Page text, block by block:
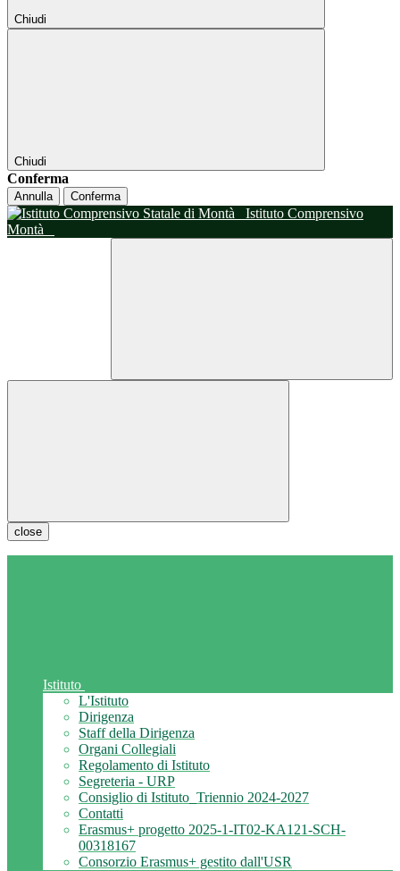
Chiudi
Chiudi
Conferma
Annulla Conferma
Istituto Comprensivo
Montà
close
Istituto
L'Istituto
Dirigenza
Staff della Dirigenza
Organi Collegiali
Regolamento di Istituto
Segreteria - URP
Consiglio di Istituto_Triennio 2024-2027
Contatti
Erasmus+ progetto 2025-1-IT02-KA121-SCH-
00318167
Consorzio Erasmus+ gestito dall'USR